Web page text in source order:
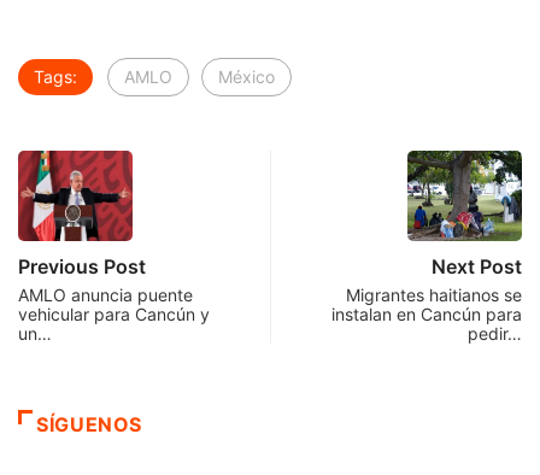
Tags: AMLO México
Previous Post
AMLO anuncia puente
vehicular para Cancún y
un…
Next Post
Migrantes haitianos se
instalan en Cancún para
pedir…
SÍGUENOS